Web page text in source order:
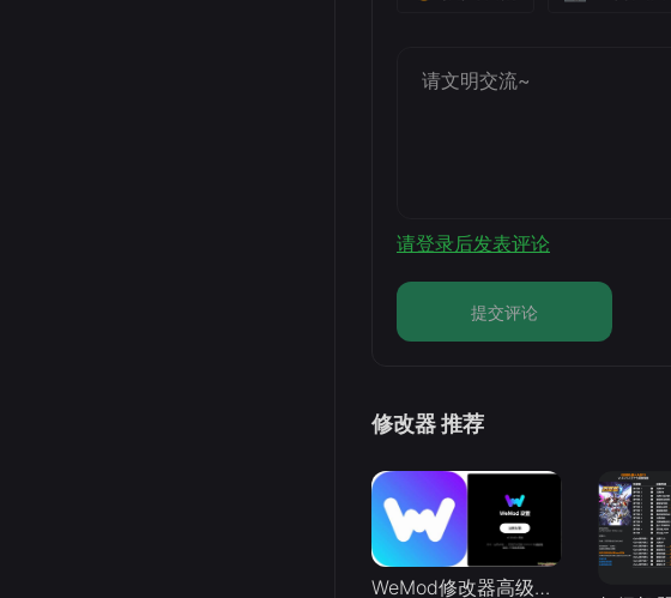
请登录后发表评论
提交评论
修改器 推荐
WeMod修改器高级会员破解版.综合类修改器软件解锁版-